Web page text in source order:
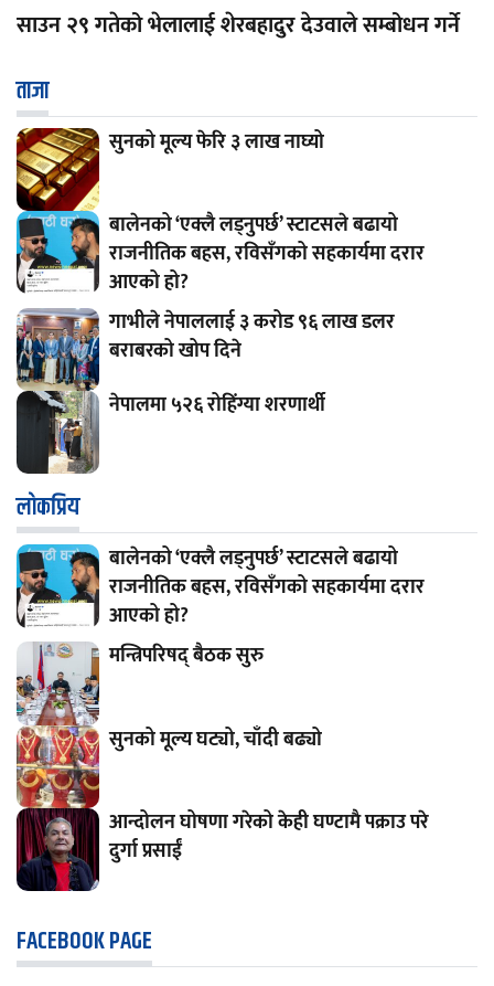
साउन २९ गतेको भेलालाई शेरबहादुर देउवाले सम्बोधन गर्ने
ताजा
सुनको मूल्य फेरि ३ लाख नाघ्यो
बालेनको ‘एक्लै लड्नुपर्छ’ स्टाटसले बढायो
राजनीतिक बहस, रविसँगको सहकार्यमा दरार
आएको हो?
गाभीले नेपाललाई ३ करोड ९६ लाख डलर
बराबरको खोप दिने
नेपालमा ५२६ रोहिंग्या शरणार्थी
लाेकप्रिय
बालेनको ‘एक्लै लड्नुपर्छ’ स्टाटसले बढायो
राजनीतिक बहस, रविसँगको सहकार्यमा दरार
आएको हो?
मन्त्रिपरिषद् बैठक सुरु
सुनको मूल्य घट्यो, चाँदी बढ्यो
आन्दोलन घोषणा गरेको केही घण्टामै पक्राउ परे
दुर्गा प्रसाईं
FACEBOOK PAGE